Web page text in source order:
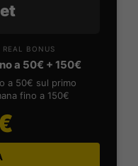
BONUS
a 50€ + 150€
a 50€ sul primo
fino a 150€